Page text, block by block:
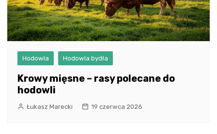
Hodowla Hodowla bydła
Krowy mięsne – rasy polecane do
hodowli
Łukasz Marecki 19 czerwca 2026